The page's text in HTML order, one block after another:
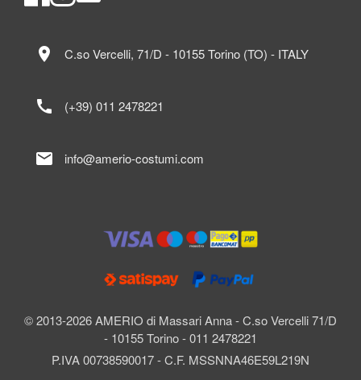
© 2013-2026 AMERIO di Massari Anna - C.so Vercelli 71/D
- 10155 Torino - 011 2478221
P.IVA 00738590017 - C.F. MSSNNA46E59L219N
location_on C.so Vercelli, 71/D - 10155 Torino (TO) - ITALY
call (+39) 011 2478221
mail info@amerio-costumi.com